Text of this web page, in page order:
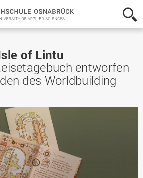
Hochschule
Osnabrück
-
Sciences
of Lintu
entworfen
des Worldbuilding